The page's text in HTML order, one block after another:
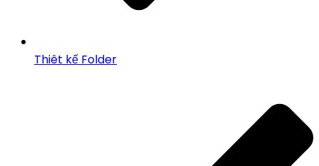
Thiêt kế Folder